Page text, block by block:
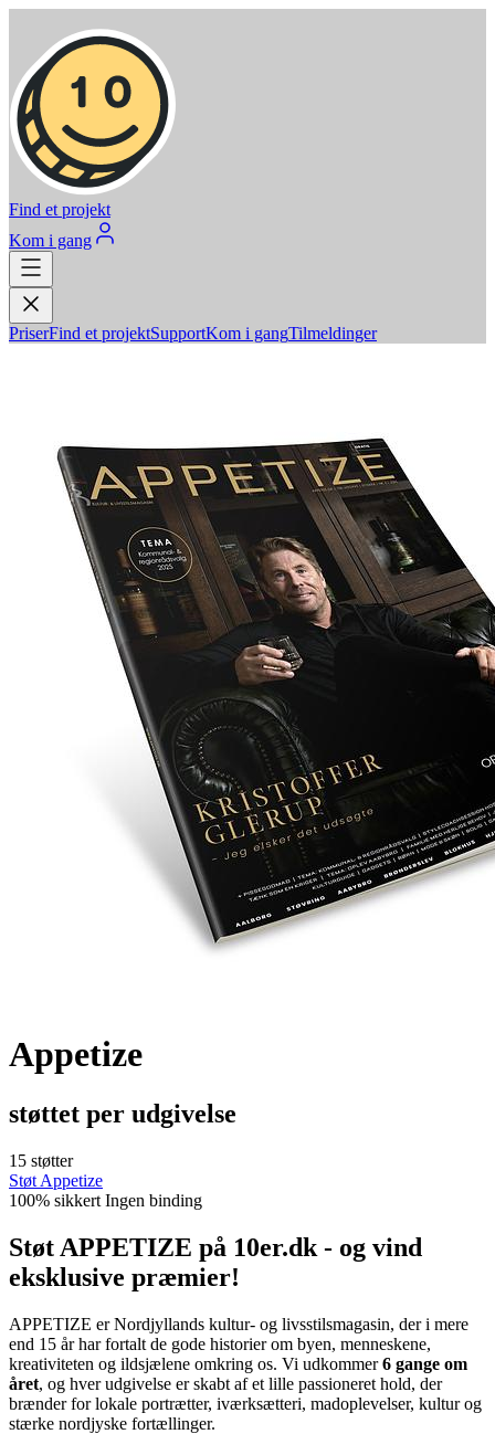
Find et projekt
Kom i gang
PriserFind et projektSupportKom i gangTilmeldinger
Appetize
støttet per udgivelse
15 støtter
Støt Appetize
100% sikkert Ingen binding
Støt APPETIZE på 10er.dk - og vind
eksklusive præmier!
APPETIZE er Nordjyllands kultur- og livsstilsmagasin, der i mere
end 15 år har fortalt de gode historier om byen, menneskene,
kreativiteten og ildsjælene omkring os. Vi udkommer6 gange om
året, og hver udgivelse er skabt af et lille passioneret hold, der
brænder for lokale portrætter, iværksætteri, madoplevelser, kultur og
stærke nordjyske fortællinger.